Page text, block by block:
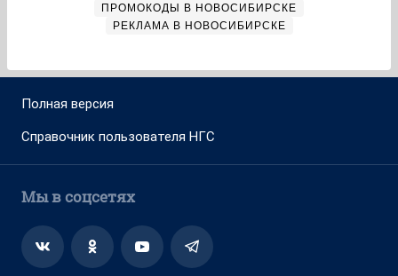
ПРОМОКОДЫ В НОВОСИБИРСКЕ
РЕКЛАМА В НОВОСИБИРСКЕ
Полная версия
Справочник пользователя НГС
Мы в соцсетях